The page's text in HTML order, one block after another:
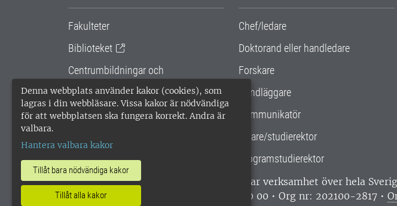
Denna webbplats använder kakor (cookies), som
lagras i din webbläsare. Vissa kakor är nödvändiga
för att webbplatsen ska fungera korrekt. Andra är
valbara.
Hantera valbara kakor
Tillåt bara nödvändiga kakor
Tillåt alla kakor
Fakulteter
Biblioteket
Centrumbildningar och
samarbetsprojekt
Gemensamma verksamhetsstödet
Chef/ledare
Doktorand eller handledare
Forskare
Handläggare
Kommunikatör
Lärare/studierektor
Programstudierektor
SLU, Sveriges lantbruksuniversitet, har verksamhet över hela
enligt ISO 14001. •
Telefon: 018-67 10 00 • Org nr: 202100-2817 •